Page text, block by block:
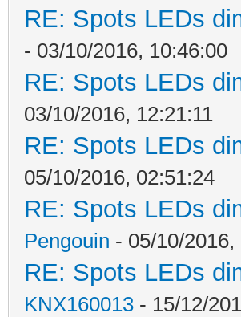
RE: Spots LEDs
- 03/10/2016, 10:46:00
RE: Spots LEDs
03/10/2016, 12:21:11
RE: Spots LEDs
05/10/2016, 02:51:24
RE: Spots LEDs
Pengouin - 05/10/2016,
RE: Spots LEDs
KNX160013 - 15/12/